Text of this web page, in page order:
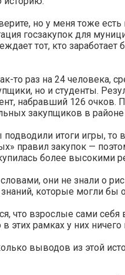
но у меня тоже
госзакупок для
тот, кто
то раз на 24 человека,
но и студенты.
набравший 126 очков.
закупщиков в районе
итоги игры,
правил закупок —
более высокими
они не знали о
которые могли бы
что взрослые сами
этих рамках у них ничего
выводов из этой